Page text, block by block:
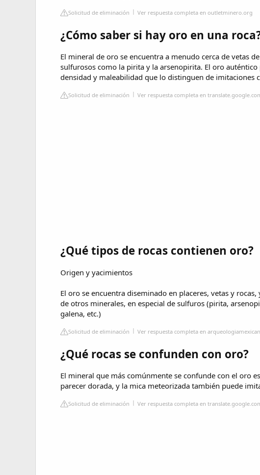
Solicitud de eliminación Ver respuesta completa en outletminero.org
¿Cómo saber si hay oro en una
El mineral de oro se encuentra a menudo cerca de vetas
sulfurosos como la pirita y la arsenopirita. El oro
densidad y maleabilidad que lo distinguen de imitaciones
Solicitud de eliminación Ver respuesta completa en
¿Qué tipos de rocas contienen oro?
Origen y yacimientos
El oro se encuentra diseminado en placeres, vetas y
de otros minerales, en especial de sulfuros (pirita,
galena, etc.)
Solicitud de eliminación Ver respuesta completa en
¿Qué rocas se confunden con oro?
El mineral que más comúnmente se confunde con el oro
parecer dorada, y la mica meteorizada también puede
Solicitud de eliminación Ver respuesta completa en